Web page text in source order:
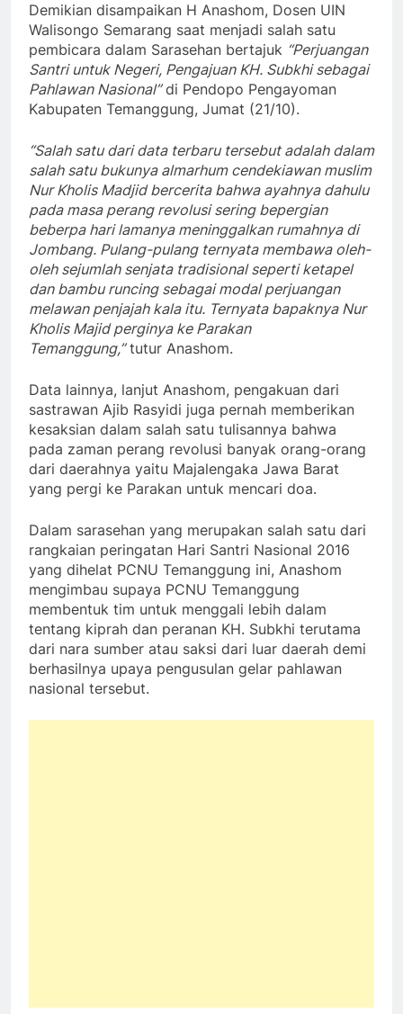
Demikian disampaikan H Anashom, Dosen UIN
Walisongo Semarang saat menjadi salah satu
pembicara dalam Sarasehan bertajuk “Perjuangan
Santri untuk Negeri, Pengajuan KH. Subkhi sebagai
Pahlawan Nasional”di Pendopo Pengayoman
Kabupaten Temanggung, Jumat (21/10).
“Salah satu dari data terbaru tersebut adalah dalam
salah satu bukunya almarhum cendekiawan muslim
Nur Kholis Madjid bercerita bahwa ayahnya dahulu
pada masa perang revolusi sering bepergian
beberpa hari lamanya meninggalkan rumahnya di
Jombang. Pulang-pulang ternyata membawa oleh-
oleh sejumlah senjata tradisional seperti ketapel
dan bambu runcing sebagai modal perjuangan
melawan penjajah kala itu. Ternyata bapaknya Nur
Kholis Majid perginya ke Parakan
Temanggung,”tutur Anashom.
Data lainnya, lanjut Anashom, pengakuan dari
sastrawan Ajib Rasyidi juga pernah memberikan
kesaksian dalam salah satu tulisannya bahwa
pada zaman perang revolusi banyak orang-orang
dari daerahnya yaitu Majalengaka Jawa Barat
yang pergi ke Parakan untuk mencari doa.
Dalam sarasehan yang merupakan salah satu dari
rangkaian peringatan Hari Santri Nasional 2016
yang dihelat PCNU Temanggung ini, Anashom
mengimbau supaya PCNU Temanggung
membentuk tim untuk menggali lebih dalam
tentang kiprah dan peranan KH. Subkhi terutama
dari nara sumber atau saksi dari luar daerah demi
berhasilnya upaya pengusulan gelar pahlawan
nasional tersebut.